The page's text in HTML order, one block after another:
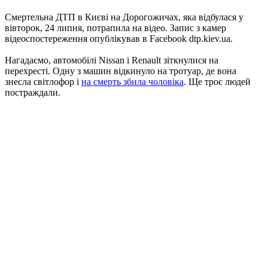
Смертельна ДТП в Києві на Дорогожичах, яка відбулася у
вівторок, 24 липня, потрапила на відео. Запис з камер
відеоспостереження опублікував в Facebook dtp.kiev.ua.
Нагадаємо, автомобілі Nissan і Renault зіткнулися на
перехресті. Одну з машин відкинуло на тротуар, де вона
знесла світлофор і на смерть збила чоловіка. Ще троє людей
постраждали.